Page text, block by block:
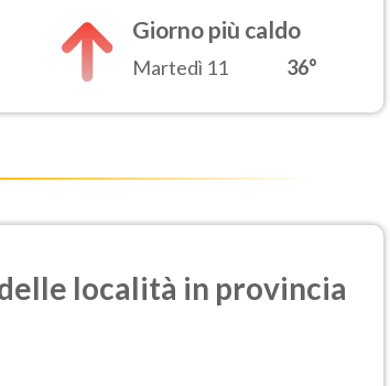
Giorno più caldo
Martedì 11 36°
località in provincia